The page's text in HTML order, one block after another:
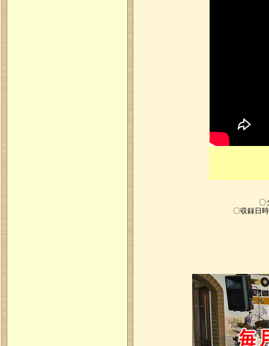
〇
〇収録日